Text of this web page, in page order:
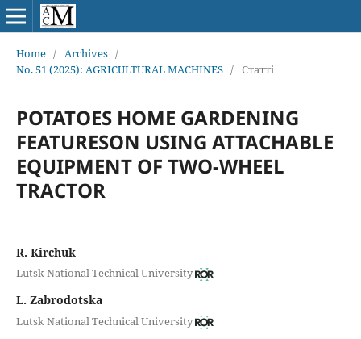
Home / Archives /
No. 51 (2025): AGRICULTURAL MACHINES / Статті
POTATOES HOME GARDENING
FEATURESON USING ATTACHABLE
EQUIPMENT OF TWO-WHEEL
TRACTOR
R. Kirchuk
Lutsk National Technical University
L. Zabrodotska
Lutsk National Technical University